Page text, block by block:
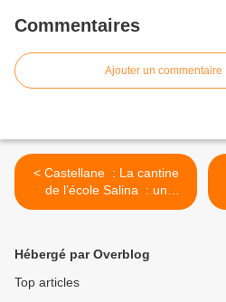
Commentaires
Ajouter un commentaire
< Castellane : La cantine
de l’école Salina : un
changement attendu pour
Hébergé par Overblog
Top articles